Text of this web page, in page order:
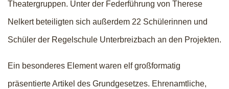
Theatergruppen. Unter der Federführung von Therese
Nelkert beteiligten sich außerdem 22 Schülerinnen und
Schüler der Regelschule Unterbreizbach an den Projekten.
Ein besonderes Element waren elf großformatig
präsentierte Artikel des Grundgesetzes. Ehrenamtliche,